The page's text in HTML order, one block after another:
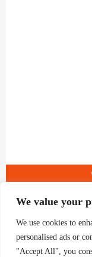
We value your
We use cookies to
personalised ads or
"Accept All", you